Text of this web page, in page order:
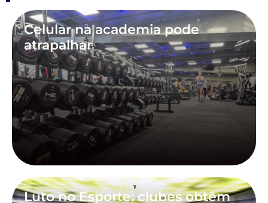
Celular na academia pode
atrapalhar
Luto no Esporte: clubes obtêm